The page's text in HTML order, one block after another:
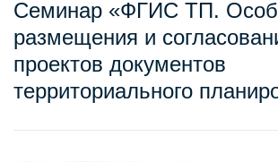
Семинар «ФГИС ТП.
размещения и
проектов документов
территориального